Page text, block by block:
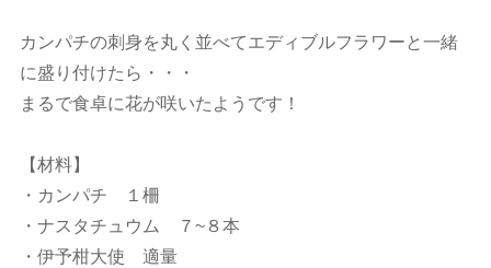
カンパチの刺身を丸く並べてエディブルフラワーと一緒
に盛り付けたら・・・
まるで食卓に花が咲いたようです！
【材料】
・カンパチ １柵
・ナスタチュウム ７~８本
・伊予柑大使 適量